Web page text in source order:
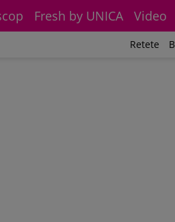
Fresh by UNICA Video
Retete